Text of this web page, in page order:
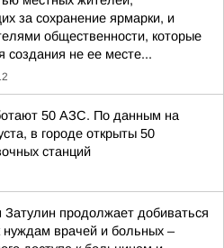
за сохранение ярмарки, и
общественности, которые
создания не ее месте...
50 АЗС. По данным на
в городе открыты 50
станций
Затулин продолжает добиваться
нуждам врачей и больных –